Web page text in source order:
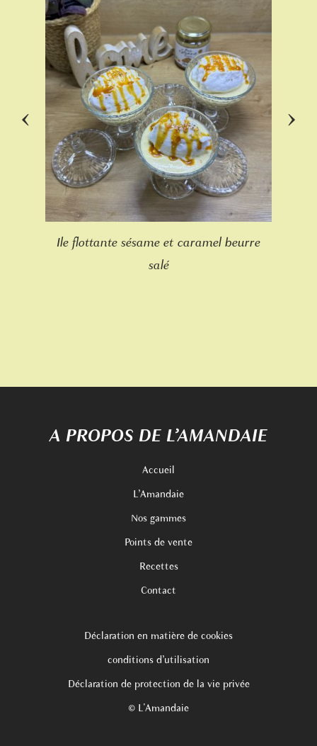
Ile flottante sésame et caramel beurre
salé
‹ ›
A PROPOS DE L’AMANDAIE
Accueil
L’Amandaie
Nos gammes
Points de vente
Recettes
Contact
Déclaration en matière de cookies
conditions d’utilisation
Déclaration de protection de la vie privée
© L'Amandaie